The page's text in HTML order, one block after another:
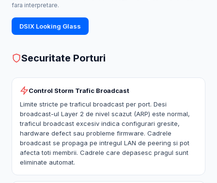
fara interpretare.
DSIX Looking Glass
Securitate Porturi
Control Storm Trafic Broadcast
Limite stricte pe traficul broadcast per port. Desi
broadcast-ul Layer 2 de nivel scazut (ARP) este normal,
traficul broadcast excesiv indica configurari gresite,
hardware defect sau probleme firmware. Cadrele
broadcast se propaga pe intregul LAN de peering si pot
afecta toti membrii. Cadrele care depasesc pragul sunt
eliminate automat.